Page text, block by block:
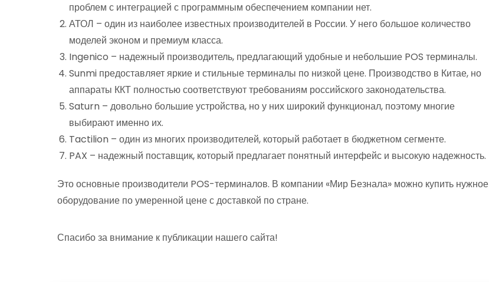
проблем с интеграцией с программным обеспечением компании нет.
АТОЛ – один из наиболее известных производителей в России. У него большое количество
моделей эконом и премиум класса.
Ingenico – надежный производитель, предлагающий удобные и небольшие POS терминалы.
Sunmi предоставляет яркие и стильные терминалы по низкой цене. Производство в Китае, но
аппараты ККТ полностью соответствуют требованиям российского законодательства.
Saturn – довольно большие устройства, но у них широкий функционал, поэтому многие
выбирают именно их.
Tactilion – один из многих производителей, который работает в бюджетном сегменте.
PAX – надежный поставщик, который предлагает понятный интерфейс и высокую надежность.
Это основные производители POS-терминалов. В компании «Мир Безнала» можно купить нужное
оборудование по умеренной цене с доставкой по стране.
Спасибо за внимание к публикации нашего сайта!